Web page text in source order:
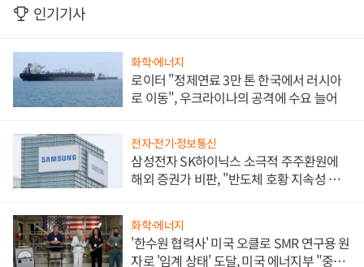
인기기사
화학·에너지
로이터 "정제연료 3만 톤 한국에서 러시아
로 이동", 우크라이나의 공격에 수요 늘어
전자·전기·정보통신
삼성전자 SK하이닉스 소극적 주주환원에
해외 증권가 비판, "반도체 호황 지속성 의
화학·에너지
'한수원 협력사' 미국 오클로 SMR 연구용 원
자로 '임계 상태' 도달, 미국 에너지부 "중요